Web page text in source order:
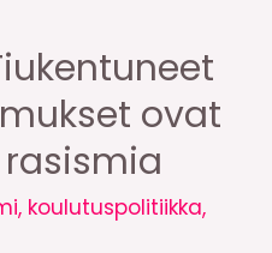
ovat
, koulutuspolitiikka,